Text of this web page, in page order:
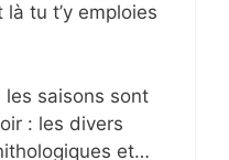
là tu t’y emploies
les saisons sont
: les divers
et…